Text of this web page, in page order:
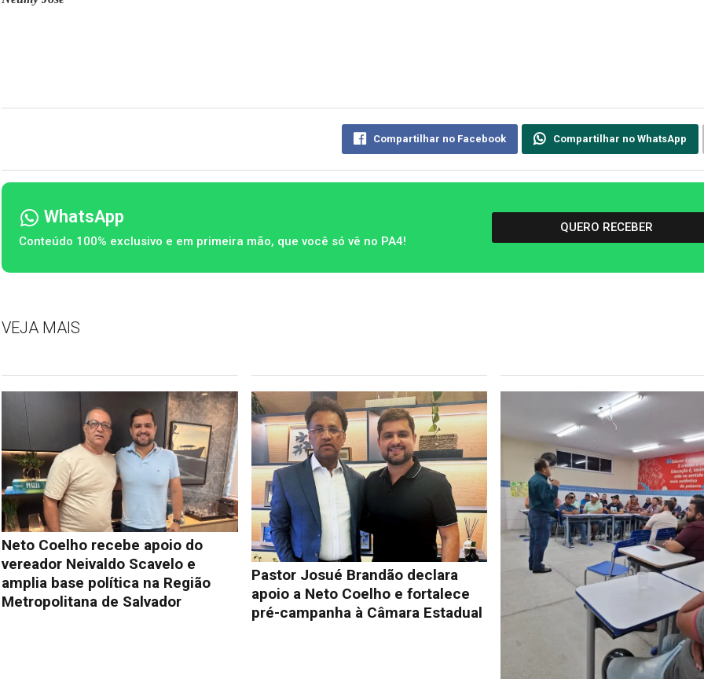
Compartilhar no Facebook Compartilhar no WhatsApp
WhatsApp
Conteúdo 100% exclusivo e em primeira mão, que você só vê no PA4!
QUERO RECEBER
VEJA MAIS
Neto Coelho recebe apoio do
vereador Neivaldo Scavelo e
amplia base política na Região
Metropolitana de Salvador
Pastor Josué Brandão declara
apoio a Neto Coelho e fortalece
pré-campanha à Câmara Estadual